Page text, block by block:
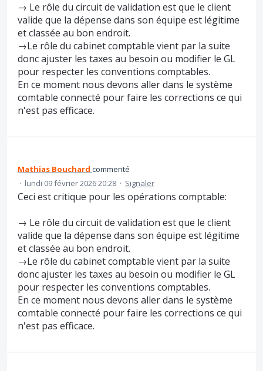
→ Le rôle du circuit de validation est que le client
valide que la dépense dans son équipe est légitime
et classée au bon endroit.
→Le rôle du cabinet comptable vient par la suite
donc ajuster les taxes au besoin ou modifier le GL
pour respecter les conventions comptables.
En ce moment nous devons aller dans le système
comtable connecté pour faire les corrections ce qui
n'est pas efficace.
Mathias Bouchard commenté
· lundi 09 février 2026 20:28 · Signaler
Ceci est critique pour les opérations comptable:
→ Le rôle du circuit de validation est que le client
valide que la dépense dans son équipe est légitime
et classée au bon endroit.
→Le rôle du cabinet comptable vient par la suite
donc ajuster les taxes au besoin ou modifier le GL
pour respecter les conventions comptables.
En ce moment nous devons aller dans le système
comtable connecté pour faire les corrections ce qui
n'est pas efficace.